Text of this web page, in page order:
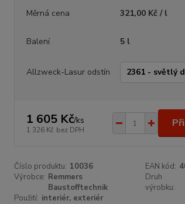
Měrná cena
321,00 Kč / l
Balení 5 l
Allzweck-Lasur odstín
1 605 Kč/ks
1 326 Kč bez DPH
Číslo produktu: 10036 EAN kód:
Výrobce: Remmers
Baustofftechnik
Druh
výrobku:
Použití: interiér, exteriér